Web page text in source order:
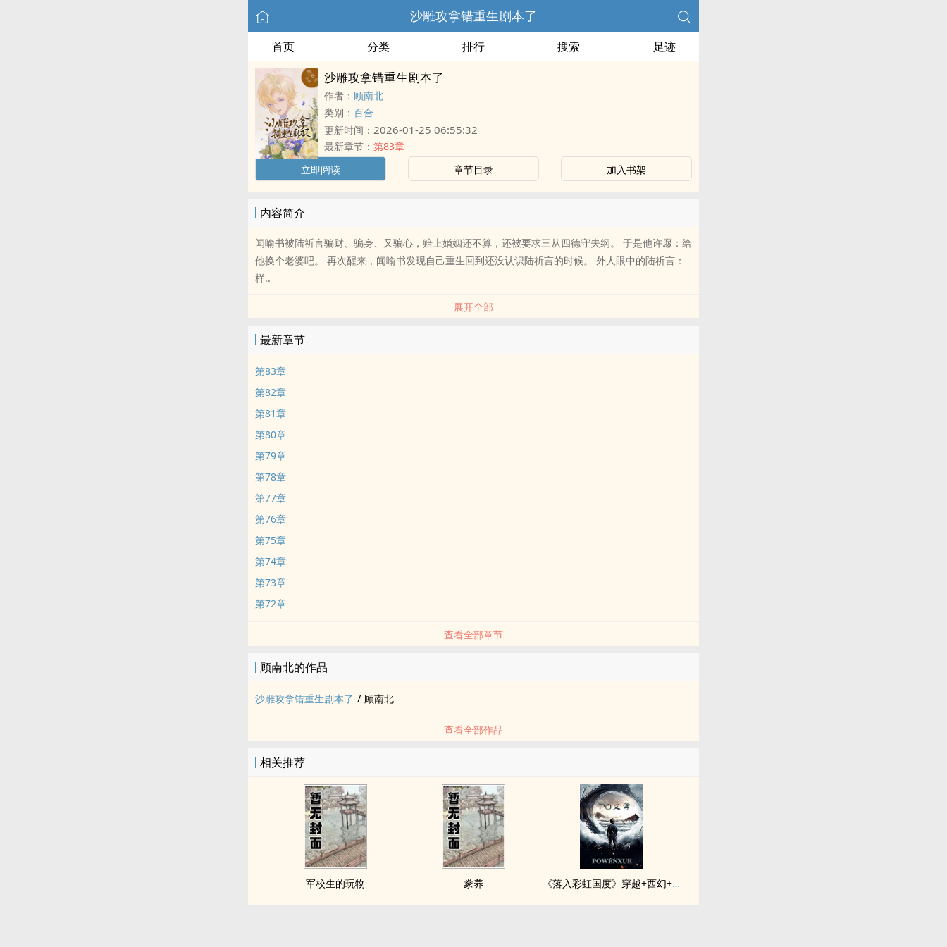
沙雕攻拿错重生剧本了
首页 分类 排行 搜索 足迹
沙雕攻拿错重生剧本了
作者： 顾南北
类别： 百合
更新时间： 2026-01-25 06:55:32
最新章节： 第83章
立即阅读
章节目录 加入书架
内容简介
闻喻书被陆祈言骗财、骗身、又骗心，赔上婚姻还不算，还被要求三从四德守夫纲。 于是他许愿：给
他换个老婆吧。 再次醒来，闻喻书发现自己重生回到还没认识陆祈言的时候。 外人眼中的陆祈言：
样..
展开全部
最新章节
第83章
第82章
第81章
第80章
第79章
第78章
第77章
第76章
第75章
第74章
第73章
第72章
查看全部章节
顾南北的作品
沙雕攻拿错重生剧本了 / 顾南北
查看全部作品
相关推荐
军校生的玩物 豢养 《落入彩虹国度》穿越+西幻+言情